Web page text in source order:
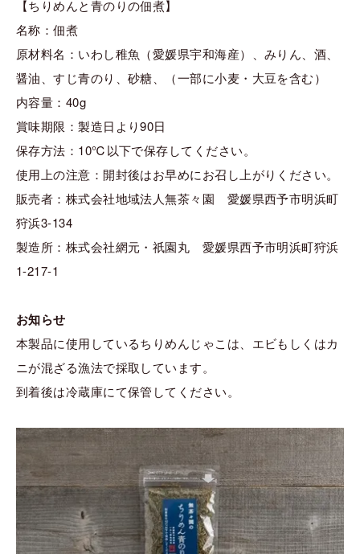
【ちりめんと青のりの佃煮】
名称：佃煮
原材料名：いわし稚魚（愛媛県宇和海産）、みりん、酒、
醤油、すじ青のり、砂糖、（一部に小麦・大豆を含む）
内容量：40g
賞味期限：製造日より90日
保存方法：10℃以下で保存してください。
使用上の注意：開封後はお早めにお召し上がりください。
販売者：株式会社地域法人無茶々園 愛媛県西予市明浜町
狩浜3-134
製造所：株式会社網元・祇園丸 愛媛県西予市明浜町狩浜
1-217-1
お知らせ
本製品に使用しているちりめんじゃこは、エビもしくはカ
ニが混ざる漁法で採取しています。
到着後は冷蔵庫にて保管してください。